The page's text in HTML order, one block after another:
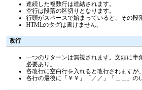
連続した複数行は連結されます。
空行は段落の区切りとなります。
行頭がスペースで始まっていると、その段
HTMLのタグは書けません。
改行
一つのリターンは無視されます。文頭に
必要あり。
各改行に空白行を入れると改行されますが
各行の最後に「￥￥」「／／」「＿＿」の